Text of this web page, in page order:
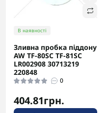
В наявності
Зливна пробка піддону
AW TF-80SC TF-81SC
LR002908 30713219
220848
0
404.81грн.